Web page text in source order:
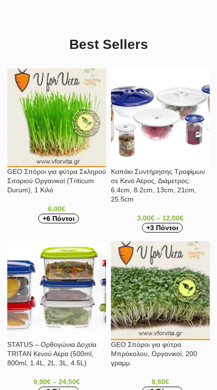
Best Sellers
GEO Σπόροι για φύτρα Σκληρού
Σιταριού Οργανικοί (Τriticum
Durum), 1 Κιλό
6,00€
+6 Πόντοι
Καπάκι Συντήρησης Τροφίμων
σε Κενό Αέρος, Διάμετρος:
6.4cm, 8.2cm, 13cm, 21cm,
25.5cm
3,00€ – 12,00€
+3 Πόντοι
STATUS – Ορθογώνια Δοχεία
TRITAΝ Κενού Αέρα (500ml,
800ml, 1.4L, 2L, 3L, 4.5L)
9,90€ – 24,50€
GEO Σπόροι για φύτρα
Μπρόκολου, Οργανικοί, 200
γραμμ.
8,60€